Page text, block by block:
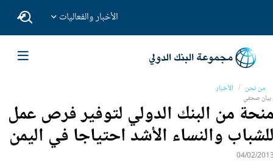
الأخبار والفعاليات
من نحن الأخبار
بيان صحفي
من البنك الدولي لتوفير فرص عمل
والنساء الأشد احتياجا في اليمن
04/02/